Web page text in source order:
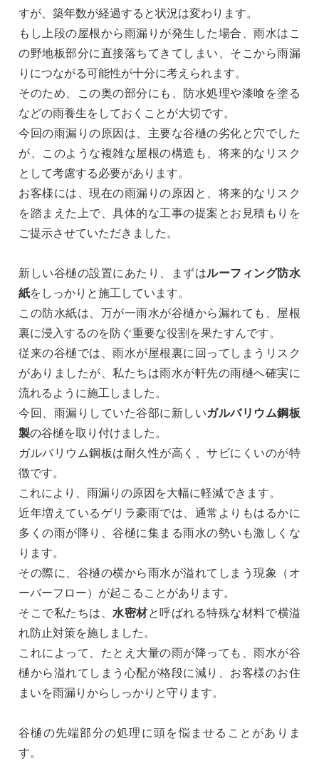
すが、築年数が経過すると状況は変わります。
もし上段の屋根から雨漏りが発生した場合、雨水はこ
の野地板部分に直接落ちてきてしまい、そこから雨漏
りにつながる可能性が十分に考えられます。
そのため、この奥の部分にも、防水処理や漆喰を塗る
などの雨養生をしておくことが大切です。
今回の雨漏りの原因は、主要な谷樋の劣化と穴でした
が、このような複雑な屋根の構造も、将来的なリスク
として考慮する必要があります。
お客様には、現在の雨漏りの原因と、将来的なリスク
を踏まえた上で、具体的な工事の提案とお見積もりを
ご提示させていただきました。
新しい谷樋の設置にあたり、まずはルーフィング防水
紙をしっかりと施工しています。
この防水紙は、万が一雨水が谷樋から漏れても、屋根
裏に浸入するのを防ぐ重要な役割を果たすんです。
従来の谷樋では、雨水が屋根裏に回ってしまうリスク
がありましたが、私たちは雨水が軒先の雨樋へ確実に
流れるように施工しました。
今回、雨漏りしていた谷部に新しいガルバリウム鋼板
製の谷樋を取り付けました。
ガルバリウム鋼板は耐久性が高く、サビにくいのが特
徴です。
これにより、雨漏りの原因を大幅に軽減できます。
近年増えているゲリラ豪雨では、通常よりもはるかに
多くの雨が降り、谷樋に集まる雨水の勢いも激しくな
ります。
その際に、谷樋の横から雨水が溢れてしまう現象（オ
ーバーフロー）が起こることがあります。
そこで私たちは、 水密材と呼ばれる特殊な材料で横溢
れ防止対策を施しました。
これによって、たとえ大量の雨が降っても、雨水が谷
樋から溢れてしまう心配が格段に減り、お客様のお住
まいを雨漏りからしっかりと守ります。
谷樋の先端部分の処理に頭を悩ませることがありま
す。